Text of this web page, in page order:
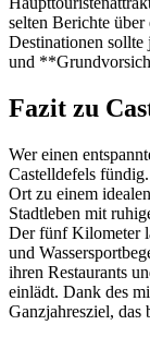
selten Berichte
Destinationen sollte
und
Fazit zu
Wer einen
Castelldefels
Ort zu einem
Stadtleben mit
Der fünf Kilometer
und
ihren Restaurants
einlädt. Dank des
Ganzjahresziel, das